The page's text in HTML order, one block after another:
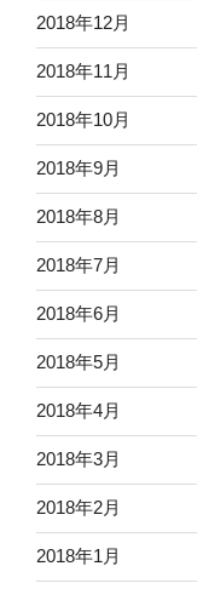
2018年12月
2018年11月
2018年10月
2018年9月
2018年8月
2018年7月
2018年6月
2018年5月
2018年4月
2018年3月
2018年2月
2018年1月